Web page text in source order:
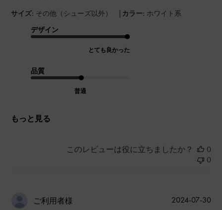
サイズ: その他（シューズ以外） | カラー: ホワイト系
デザイン
とても良かった
品質
普通
もっと見る
このレビューは役に立ちましたか？
0
0
ご利用者様
公
2024-07-30